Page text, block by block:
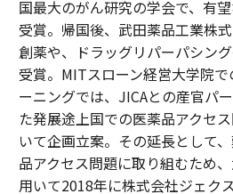
国最大のがん研究の学会で、有
受賞。帰国後、武田薬品工業株
創薬や、ドラッグリパーパシン
受賞。MITスローン経営大学院
ーニングでは、JICAとの産官パ
た発展途上国での医薬品アクセ
いて企画立案。その延長として
品アクセス問題に取り組むため
用いて2018年に株式会社ジェク